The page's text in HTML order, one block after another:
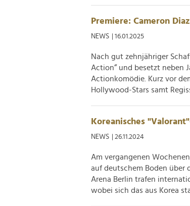
Premiere: Cameron
NEWS | 16.01.2025
Nach gut zehnjähriger
Action“ und besetzt neben
Actionkomödie. Kurz vor
Hollywood-Stars samt
Koreanisches
NEWS | 26.11.2024
Am vergangenen
auf deutschem Boden über
Arena Berlin trafen
wobei sich das aus Korea